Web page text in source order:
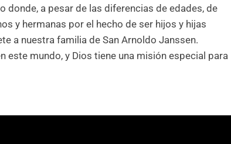
donde, a pesar de las diferencias de edades, de
y hermanas por el hecho de ser hijos y hijas
a nuestra familia de San Arnoldo Janssen.
este mundo, y Dios tiene una misión especial para